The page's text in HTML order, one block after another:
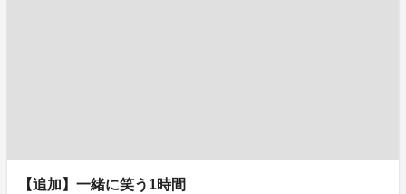
【追加】一緒に笑う1時間